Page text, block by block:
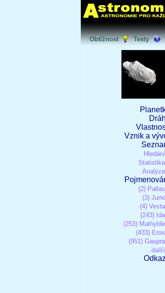
Obtížnost Testy
Vznik a
Hledání
Statistika
Analýza
(2) Pallas
(3) Juno
(4) Vesta
(243) Ida
(253) Mathylde
(433) Eros
(951) Gaspra
...další